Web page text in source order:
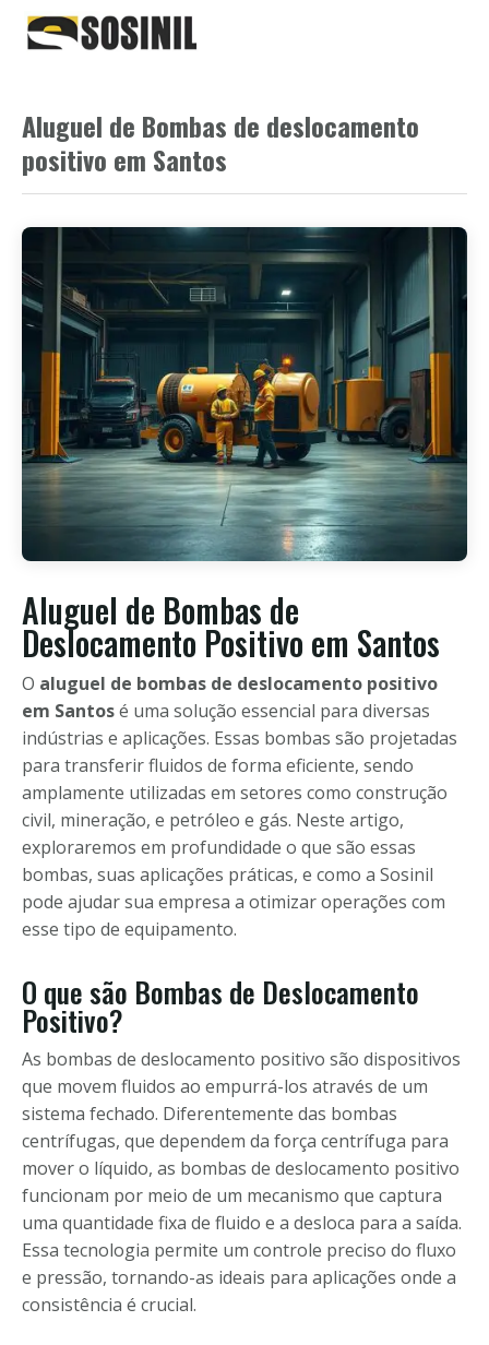
Aluguel de Bombas de deslocamento
positivo em Santos
Aluguel de Bombas de
Deslocamento Positivo em Santos
O aluguel de bombas de deslocamento positivo
em Santosé uma solução essencial para diversas
indústrias e aplicações. Essas bombas são projetadas
para transferir fluidos de forma eficiente, sendo
amplamente utilizadas em setores como construção
civil, mineração, e petróleo e gás. Neste artigo,
exploraremos em profundidade o que são essas
bombas, suas aplicações práticas, e como a Sosinil
pode ajudar sua empresa a otimizar operações com
esse tipo de equipamento.
O que são Bombas de Deslocamento
Positivo?
As bombas de deslocamento positivo são dispositivos
que movem fluidos ao empurrá-los através de um
sistema fechado. Diferentemente das bombas
centrífugas, que dependem da força centrífuga para
mover o líquido, as bombas de deslocamento positivo
funcionam por meio de um mecanismo que captura
uma quantidade fixa de fluido e a desloca para a saída.
Essa tecnologia permite um controle preciso do fluxo
e pressão, tornando-as ideais para aplicações onde a
consistência é crucial.